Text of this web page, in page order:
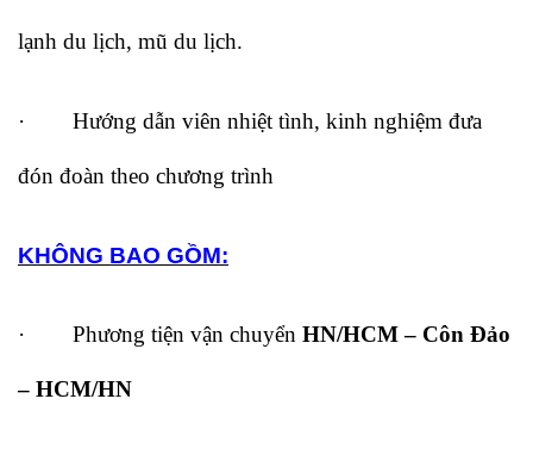
lạnh du lịch, mũ du lịch.
· Hướng dẫn viên nhiệt tình, kinh nghiệm đưa
đón đoàn theo chương trình
KHÔNG BAO GỒM:
· Phương tiện vận chuyển HN/HCM – Côn Đảo
– HCM/HN